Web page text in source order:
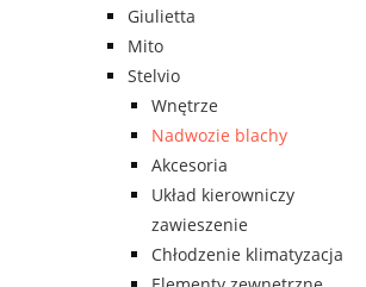
Giulietta
Mito
Stelvio
Wnętrze
Nadwozie blachy
Akcesoria
Układ kierowniczy
zawieszenie
Chłodzenie klimatyzacja